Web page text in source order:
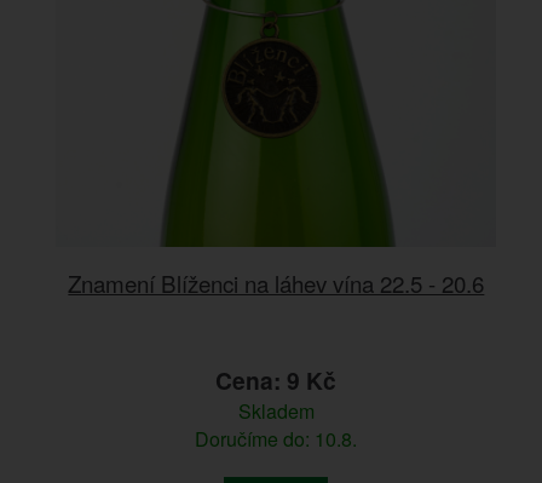
Znamení Blíženci na láhev vína 22.5 - 20.6
Cena: 9 Kč
Skladem
Doručíme do: 10.8.